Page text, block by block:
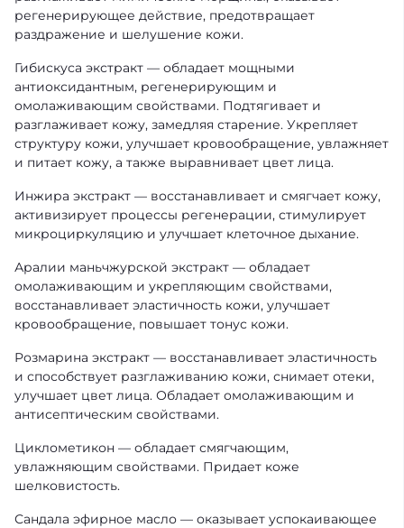
регенерирующее действие, предотвращает
раздражение и шелушение кожи.
Гибискуса экстракт — обладает мощными
антиоксидантным, регенерирующим и
омолаживающим свойствами. Подтягивает и
разглаживает кожу, замедляя старение. Укрепляет
структуру кожи, улучшает кровообращение, увлажняет
и питает кожу, а также выравнивает цвет лица.
Инжира экстракт — восстанавливает и смягчает кожу,
активизирует процессы регенерации, стимулирует
микроциркуляцию и улучшает клеточное дыхание.
Аралии маньчжурской экстракт — обладает
омолаживающим и укрепляющим свойствами,
восстанавливает эластичность кожи, улучшает
кровообращение, повышает тонус кожи.
Розмарина экстракт — восстанавливает эластичность
и способствует разглаживанию кожи, снимает отеки,
улучшает цвет лица. Обладает омолаживающим и
антисептическим свойствами.
Циклометикон — обладает смягчающим,
увлажняющим свойствами. Придает коже
шелковистость.
Сандала эфирное масло — оказывает успокаивающее